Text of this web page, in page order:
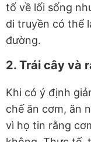
tố về lối sống
di truyền có thể
đường.
2. Trái cây và
Khi có ý định
chế ăn cơm, ăn
vì họ tin rằng